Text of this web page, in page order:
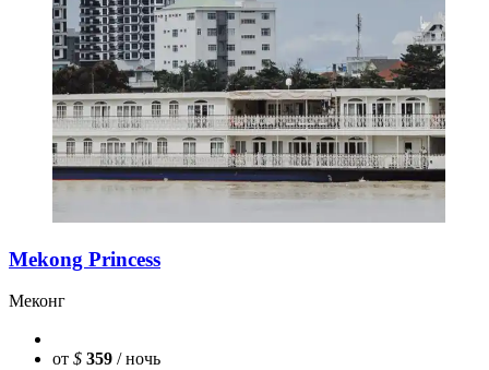
Mekong Princess
Меконг
от $ 359 / ночь